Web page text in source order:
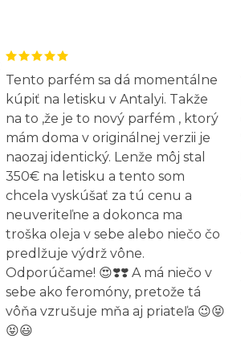
Tento parfém sa dá momentálne
kúpiť na letisku v Antalyi. Takže
na to ,že je to nový parfém , ktorý
mám doma v originálnej verzii je
naozaj identický. Lenže môj stal
350€ na letisku a tento som
chcela vyskúšať za tú cenu a
neuveriteľne a dokonca ma
troška oleja v sebe alebo niečo čo
predlžuje výdrž vône.
Odporúčame! 😍❣️❣️ A má niečo v
sebe ako feromóny, pretože tá
vôňa vzrušuje mňa aj priateľa 😉😝
😝😃